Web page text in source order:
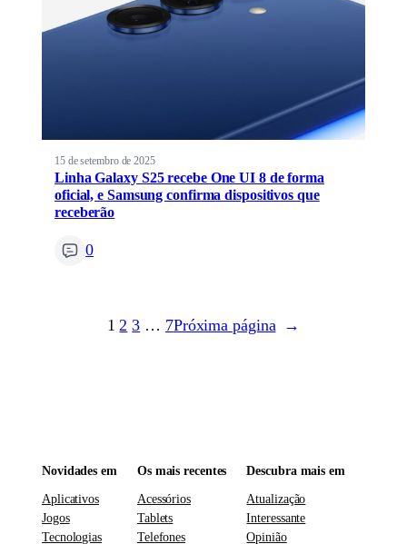
15 de setembro de 2025
Linha Galaxy S25 recebe One UI 8 de forma
oficial, e Samsung confirma dispositivos que
receberão
0
1 2 3 … 7Próxima página →
Novidades em
Aplicativos
Jogos
Tecnologias
Os mais recentes
Acessórios
Tablets
Telefones
Descubra mais em
Atualização
Interessante
Opinião